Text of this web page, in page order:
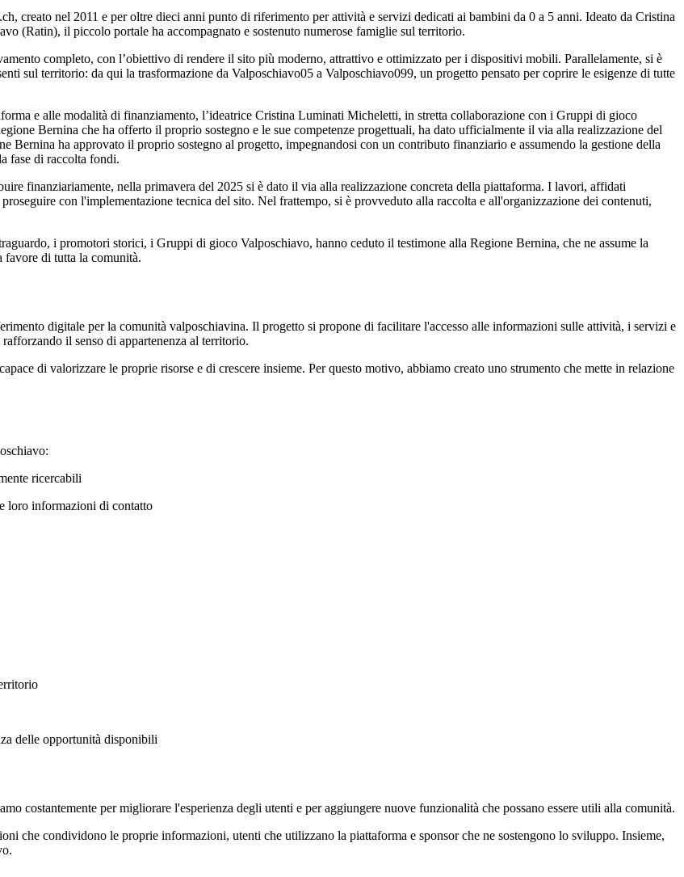
creato nel 2011 e per oltre dieci anni punto di riferimento per attività e servizi dedicati ai bambini da 0 a 5 anni. Ideato da Cristina
(Ratin), il piccolo portale ha accompagnato e sostenuto numerose famiglie sul territorio.
completo, con l’obiettivo di rendere il sito più moderno, attrattivo e ottimizzato per i dispositivi mobili. Parallelamente, si è
sul territorio: da qui la trasformazione da Valposchiavo05 a Valposchiavo099, un progetto pensato per coprire le esigenze di tutte
e alle modalità di finanziamento, l’ideatrice Cristina Luminati Micheletti, in stretta collaborazione con i Gruppi di gioco
Bernina che ha offerto il proprio sostegno e le sue competenze progettuali, ha dato ufficialmente il via alla realizzazione del
Bernina ha approvato il proprio sostegno al progetto, impegnandosi con un contributo finanziario e assumendo la gestione della
fase di raccolta fondi.
finanziariamente, nella primavera del 2025 si è dato il via alla realizzazione concreta della piattaforma. I lavori, affidati
con l'implementazione tecnica del sito. Nel frattempo, si è provveduto alla raccolta e all'organizzazione dei contenuti,
i promotori storici, i Gruppi di gioco Valposchiavo, hanno ceduto il testimone alla Regione Bernina, che ne assume la
favore di tutta la comunità.
digitale per la comunità valposchiavina. Il progetto si propone di facilitare l'accesso alle informazioni sulle attività, i servizi e
il senso di appartenenza al territorio.
di valorizzare le proprie risorse e di crescere insieme. Per questo motivo, abbiamo creato uno strumento che mette in relazione
ricercabili
loro informazioni di contatto
delle opportunità disponibili
costantemente per migliorare l'esperienza degli utenti e per aggiungere nuove funzionalità che possano essere utili alla comunità.
che condividono le proprie informazioni, utenti che utilizzano la piattaforma e sponsor che ne sostengono lo sviluppo. Insieme,